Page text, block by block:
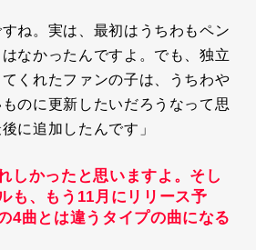
すね。実は、最初はうちわもペン
なかったんですよ。でも、独立
くれたファンの子は、うちわや
のに更新したいだろうなって思
に追加したんです」
しかったと思いますよ。そし
も、もう11月にリリース予
4曲とは違うタイプの曲になる